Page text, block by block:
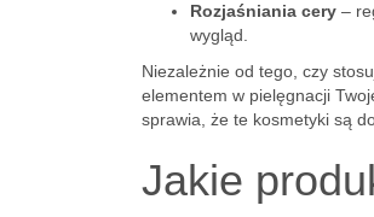
Rozjaśniania cery –
wygląd.
Niezależnie od tego, czy
elementem w pielęgnacji
sprawia, że te kosmetyki są
Jakie